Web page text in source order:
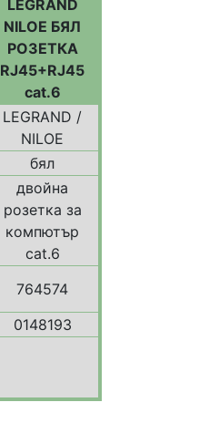
LEGRAND
NILOE БЯЛ
РОЗЕТКА
RJ45+RJ45
cat.6
LEGRAND /
NILOE
бял
двойна
розетка за
компютър
cat.6
764574
0148193